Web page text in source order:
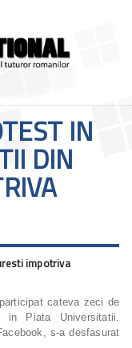
IN
DIN
impotriva
cateva zeci de
in Piata Universitatii.
s-a desfasurat